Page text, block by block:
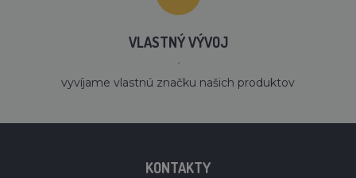
VLASTNÝ VÝVOJ
´
vyvíjame vlastnú značku našich produktov
KONTAKTY